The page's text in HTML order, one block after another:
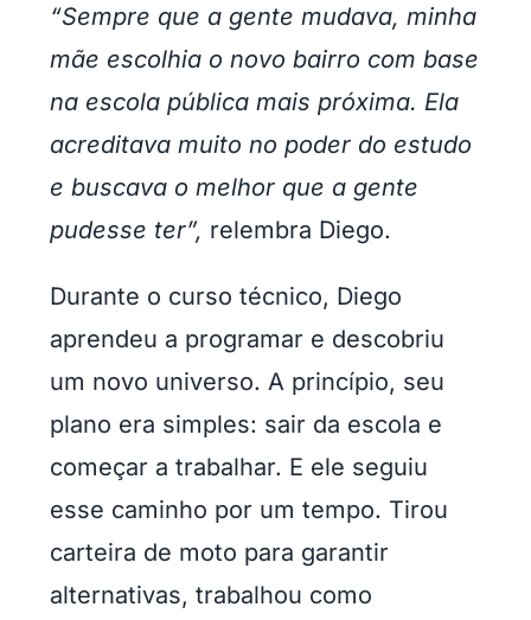
“Sempre que a gente mudava, minha
mãe escolhia o novo bairro com base
na escola pública mais próxima. Ela
acreditava muito no poder do estudo
e buscava o melhor que a gente
pudesse ter”, relembra Diego.
Durante o curso técnico, Diego
aprendeu a programar e descobriu
um novo universo. A princípio, seu
plano era simples: sair da escola e
começar a trabalhar. E ele seguiu
esse caminho por um tempo. Tirou
carteira de moto para garantir
alternativas, trabalhou como